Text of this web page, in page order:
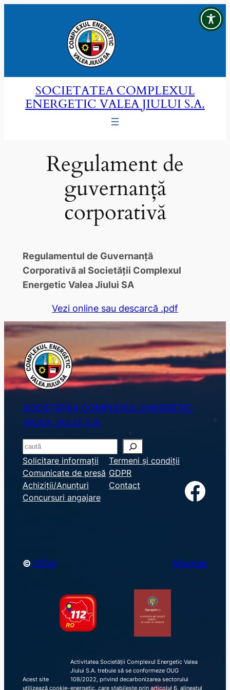
SOCIETATEA COMPLEXUL
ENERGETIC VALEA JIULUI S.A.
Regulament de
guvernanță
corporativă
Regulamentul de Guvernanţă
Corporativă al Societății Complexul
Energetic Valea Jiului SA
Vezi online sau descarcă .pdf
SOCIETATEA COMPLEXUL ENERGETIC
VALEA JIULUI S.A.
S
e
a
r
c
Solicitare informații
Comunicate de presă
Achiziții/Anunțuri
Concursuri angajare
Termeni și condiții
GDPR
Contact
Facebook
© CEVJ Sitemap
Acest site
utilizează cookie-
Activitatea Societății Complexul Energetic Valea
Jiului S.A. trebuie să se conformeze OUG
108/2022, privind decarbonizarea sectorului
energetic, care stabilește prin articolul 6, alineatul